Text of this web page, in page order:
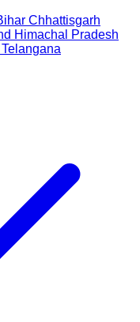
Chhattisgarh
Himachal Pradesh
Telangana